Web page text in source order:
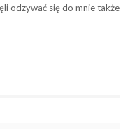
odzywać się do mnie także